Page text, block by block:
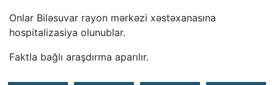
Onlar Biləsuvar rayon mərkəzi xəstəxanasına
hospitalizasiya olunublar.
Faktla bağlı araşdırma aparılır.